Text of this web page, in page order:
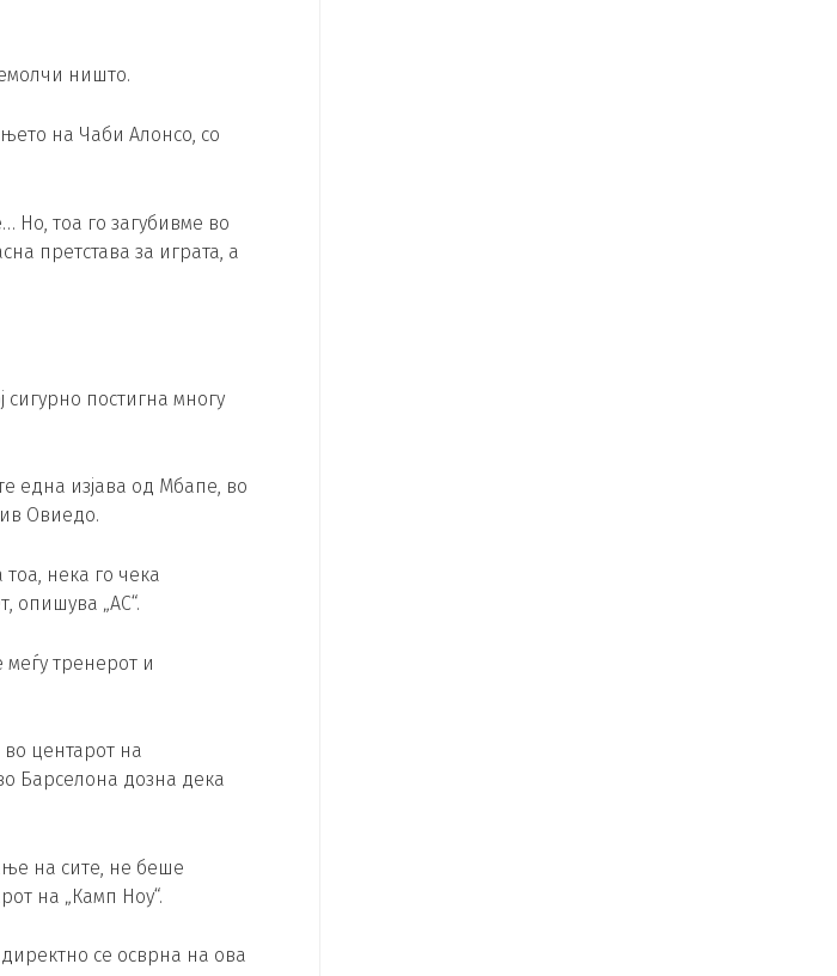
ништо.
на Чаби Алонсо, со
Но, тоа го загубивме во
претстава за играта, а
постигна многу
една изјава од Мбапе, во
Овиедо.
нека го чека
опишува „AС“.
тренерот и
центарот на
Барселона дозна дека
на сите, не беше
на „Камп Ноу“.
се осврна на ова